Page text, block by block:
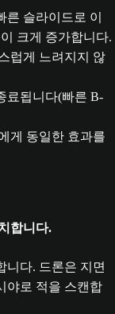
슬라이드로 이
크게 증가합니다.
럽게 느려지지 않
료됩니다(빠른 B-
게 동일한 효과를
합니다.
니다. 드론은 지면
야로 적을 스캔합